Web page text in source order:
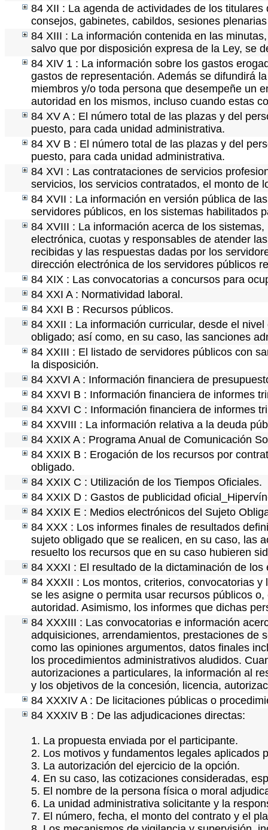
84 XII : La agenda de actividades de los
consejos, gabinetes, cabildos, sesiones
84 XIII : La información contenida en las
salvo que por disposición expresa de la Ley, se
84 XIV 1 : La información sobre los gastos
gastos de representación. Además se difundirá
miembros y/o toda persona que desempeñe un
autoridad en los mismos, incluso cuando estas
84 XV A : El número total de las plazas y del
puesto, para cada unidad administrativa.
84 XV B : El número total de las plazas y del
puesto, para cada unidad administrativa.
84 XVI : Las contrataciones de servicios
servicios, los servicios contratados, el monto de
84 XVII : La información en versión pública de
servidores públicos, en los sistemas habilitados
84 XVIII : La información acerca de los
electrónica, cuotas y responsables de atender
recibidas y las respuestas dadas por los
dirección electrónica de los servidores públicos
84 XIX : Las convocatorias a concursos para
84 XXI A : Normatividad laboral.
84 XXI B : Recursos públicos.
84 XXII : La información curricular, desde el
obligado; así como, en su caso, las sanciones
84 XXIII : El listado de servidores públicos con
la disposición.
84 XXVI A : Información financiera de
84 XXVI B : Información financiera de informes
84 XXVI C : Información financiera de informes
84 XXVIII : La información relativa a la deuda
84 XXIX A : Programa Anual de Comunicación
84 XXIX B : Erogación de los recursos por
obligado.
84 XXIX C : Utilización de los Tiempos Oficiales.
84 XXIX D : Gastos de publicidad
84 XXIX E : Medios electrónicos del Sujeto
84 XXX : Los informes finales de resultados
sujeto obligado que se realicen, en su caso, las
resuelto los recursos que en su caso hubieren
84 XXXI : El resultado de la dictaminación de los
84 XXXII : Los montos, criterios, convocatorias
se les asigne o permita usar recursos públicos
autoridad. Asimismo, los informes que dichas
84 XXXIII : Las convocatorias e información
adquisiciones, arrendamientos, prestaciones de
como las opiniones argumentos, datos finales
los procedimientos administrativos aludidos.
autorizaciones a particulares, la información al
y los objetivos de la concesión, licencia,
84 XXXIV A : De licitaciones públicas o
84 XXXIV B : De las adjudicaciones directas:
1. La propuesta enviada por el participante.
2. Los motivos y fundamentos legales aplicados
3. La autorización del ejercicio de la opción.
4. En su caso, las cotizaciones consideradas,
5. El nombre de la persona física o moral
6. La unidad administrativa solicitante y la
7. El número, fecha, el monto del contrato y el